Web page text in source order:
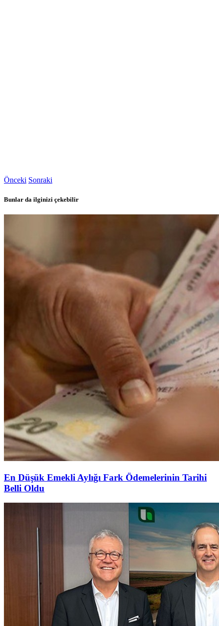
Önceki Sonraki
Bunlar da ilginizi çekebilir
En Düşük Emekli Aylığı Fark Ödemelerinin Tarihi
Belli Oldu